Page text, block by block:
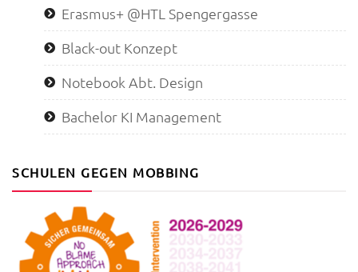
Erasmus+ @HTL Spengergasse
Black-out Konzept
Notebook Abt. Design
Bachelor KI Management
SCHULEN GEGEN MOBBING